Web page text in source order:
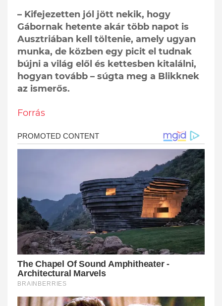
– Kifejezetten jól jött nekik, hogy
Gábornak hetente akár több napot is
Ausztriában kell töltenie, amely ugyan
munka, de közben egy picit el tudnak
bújni a világ elől és kettesben kitalálni,
hogyan tovább – súgta meg a Blikknek
az ismerős.
Forrás